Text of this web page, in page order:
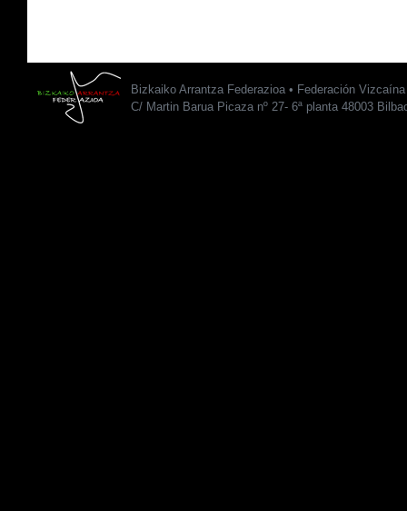
Bizkaiko Arrantza Federazioa • Federación
C/ Martin Barua Picaza nº 27- 6ª planta 48003